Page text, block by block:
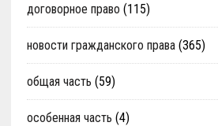
договорное право (115)
новости гражданского права(365)
общая часть (59)
особенная часть (4)